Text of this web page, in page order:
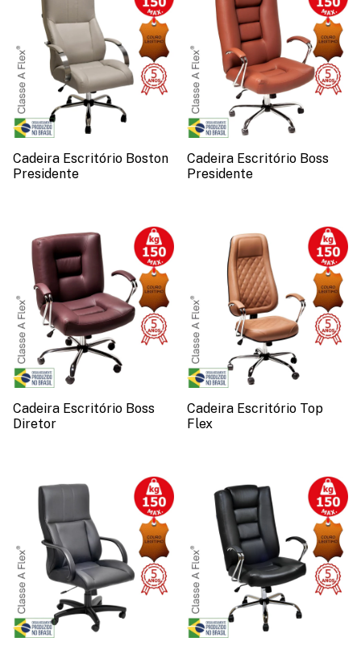
Cadeira Escritório Boston
Presidente
Cadeira Escritório Boss
Presidente
Cadeira Escritório Boss
Diretor
Cadeira Escritório Top
Flex